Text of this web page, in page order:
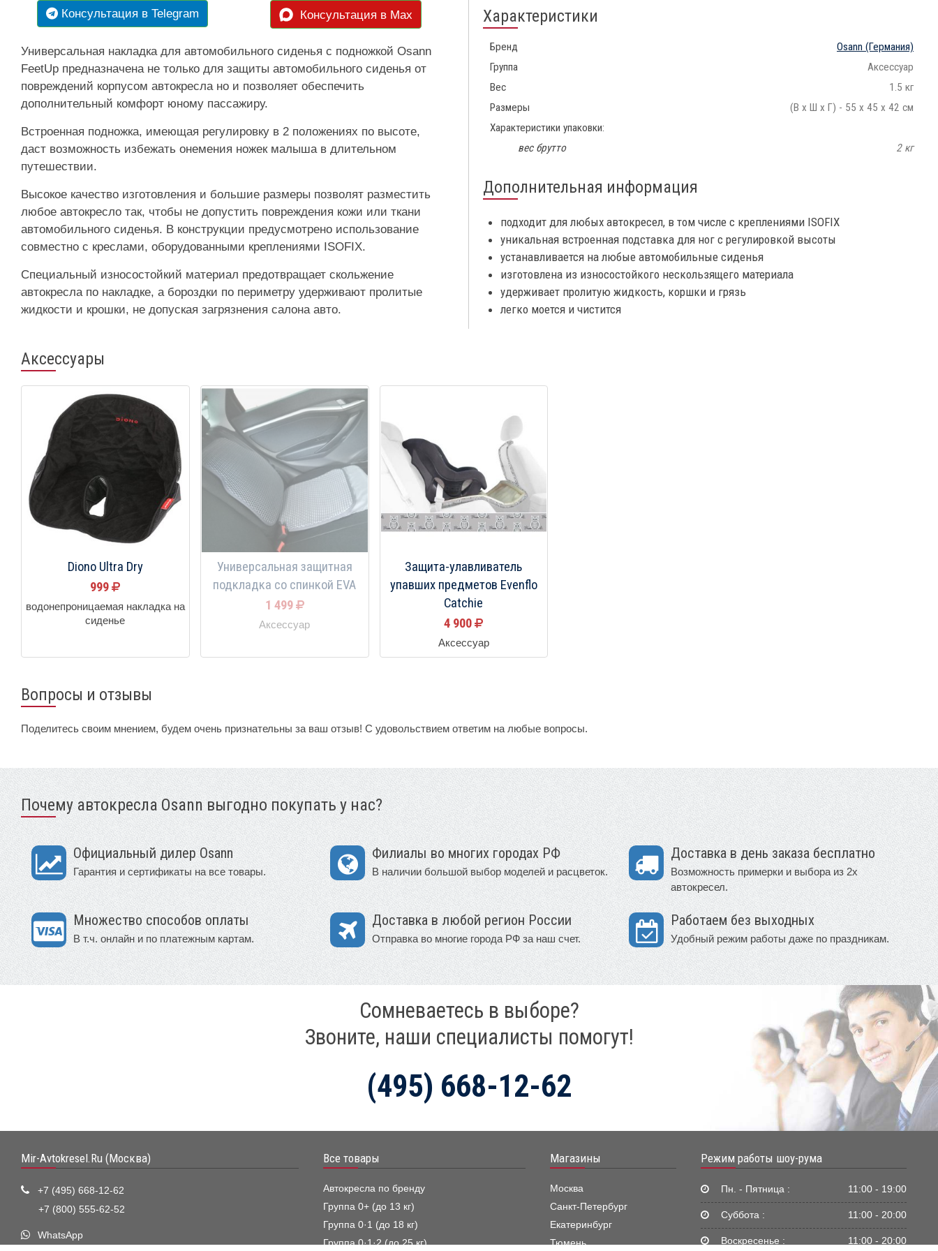
Консультация в Telegram Консультация в Max
Универсальная накладка для автомобильного сиденья с подножкой Osann
FeetUp предназначена не только для защиты автомобильного сиденья от
повреждений корпусом автокресла но и позволяет обеспечить
дополнительный комфорт юному пассажиру.
Встроенная подножка, имеющая регулировку в 2 положениях по высоте,
даст возможность избежать онемения ножек малыша в длительном
путешествии.
Высокое качество изготовления и большие размеры позволят разместить
любое автокресло так, чтобы не допустить повреждения кожи или ткани
автомобильного сиденья. В конструкции предусмотрено использование
совместно с креслами, оборудованными креплениями ISOFIX.
Специальный износостойкий материал предотвращает скольжение
автокресла по накладке, а бороздки по периметру удерживают пролитые
жидкости и крошки, не допуская загрязнения салона авто.
Характеристики
Бренд Osann (Германия)
Группа
Аксессуар
Вес
1.5 кг
Размеры
(В х Ш х Г) - 55 х 45 х 42 см
Характеристики упаковки:
вес брутто
2 кг
Дополнительная информация
подходит для любых автокресел, в том числе с креплениями ISOFIX
уникальная встроенная подставка для ног с регулировкой высоты
устанавливается на любые автомобильные сиденья
изготовлена из износостойкого нескользящего материала
удерживает пролитую жидкость, коршки и грязь
легко моется и чистится
Аксессуары
Diono Ultra Dry
999
водонепроницаемая накладка на
сиденье
Универсальная защитная
подкладка со спинкой EVA
1 499
Аксессуар
Защита-улавливатель
упавших предметов Evenflo
Catchie
4 900
Аксессуар
Вопросы и отзывы
Поделитесь своим мнением, будем очень признательны за ваш отзыв! С удовольствием ответим на любые вопросы.
Почему автокресла Osann выгодно покупать у нас?
Официальный дилер Osann
Гарантия и сертификаты на все товары.
Филиалы во многих городах РФ
В наличии большой выбор моделей и расцветок.
Доставка в день заказа бесплатно
Возможность примерки и выбора из 2х
автокресел.
Множество способов оплаты
В т.ч. онлайн и по платежным картам.
Доставка в любой регион России
Отправка во многие города РФ за наш счет.
Работаем без выходных
Удобный режим работы даже по праздникам.
Сомневаетесь в выборе?
Звоните, наши специалисты помогут!
(495) 668-12-62
Mir-Avtokresel.Ru (Москва)
+7 (495) 668-12-62
+7 (800) 555-62-52
WhatsApp
Все товары
Автокресла по бренду
Группа 0+ (до 13 кг)
Группа 0·1 (до 18 кг)
Группа 0·1·2 (до 25 кг)
Магазины
Москва
Санкт-Петербург
Екатеринбург
Тюмень
Режим работы шоу-рума
Пн. - Пятница : 11:00 - 19:00
Суббота : 11:00 - 20:00
Воскресенье : 11:00 - 20:00